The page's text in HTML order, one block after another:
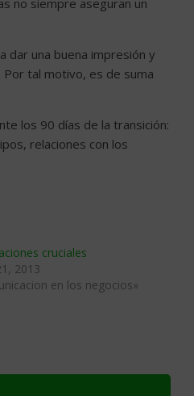
no siempre aseguran un
dar una buena impresión y
tal motivo, es de suma
los 90 días de la transición:
relaciones con los
cruciales
2013
en los negocios»